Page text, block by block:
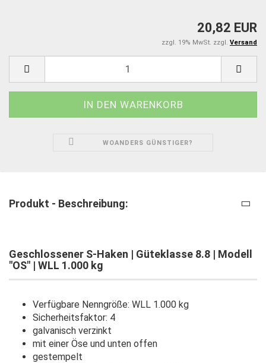
20,82 EUR
zzgl. 19% MwSt. zzgl. Versand
WOANDERS GÜNSTIGER?
Produkt - Beschreibung:
Geschlossener S-Haken | Güteklasse 8.8 | Modell
"OS" | WLL 1.000 kg
Verfügbare Nenngröße: WLL 1.000 kg
Sicherheitsfaktor: 4
galvanisch verzinkt
mit einer Öse und unten offen
gestempelt